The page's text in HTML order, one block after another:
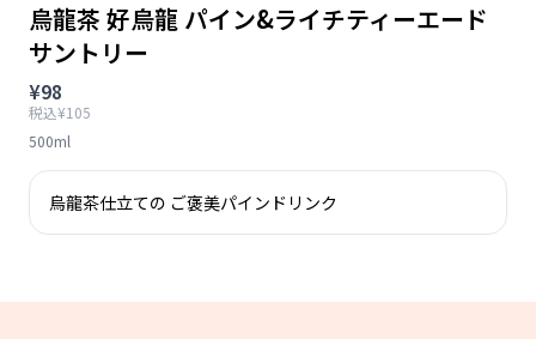
烏龍茶 好烏龍 パイン&ライチティーエード
サントリー
¥98
税込¥105
500ml
烏龍茶仕立ての ご褒美パインドリンク